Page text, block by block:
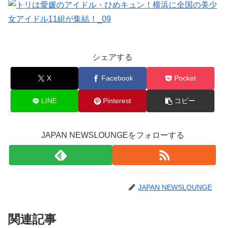
シェアする
X Facebook Pocket
LINE Pinterest コピー
JAPAN NEWSLOUNGEをフォローする
JAPAN NEWSLOUNGE
関連記事